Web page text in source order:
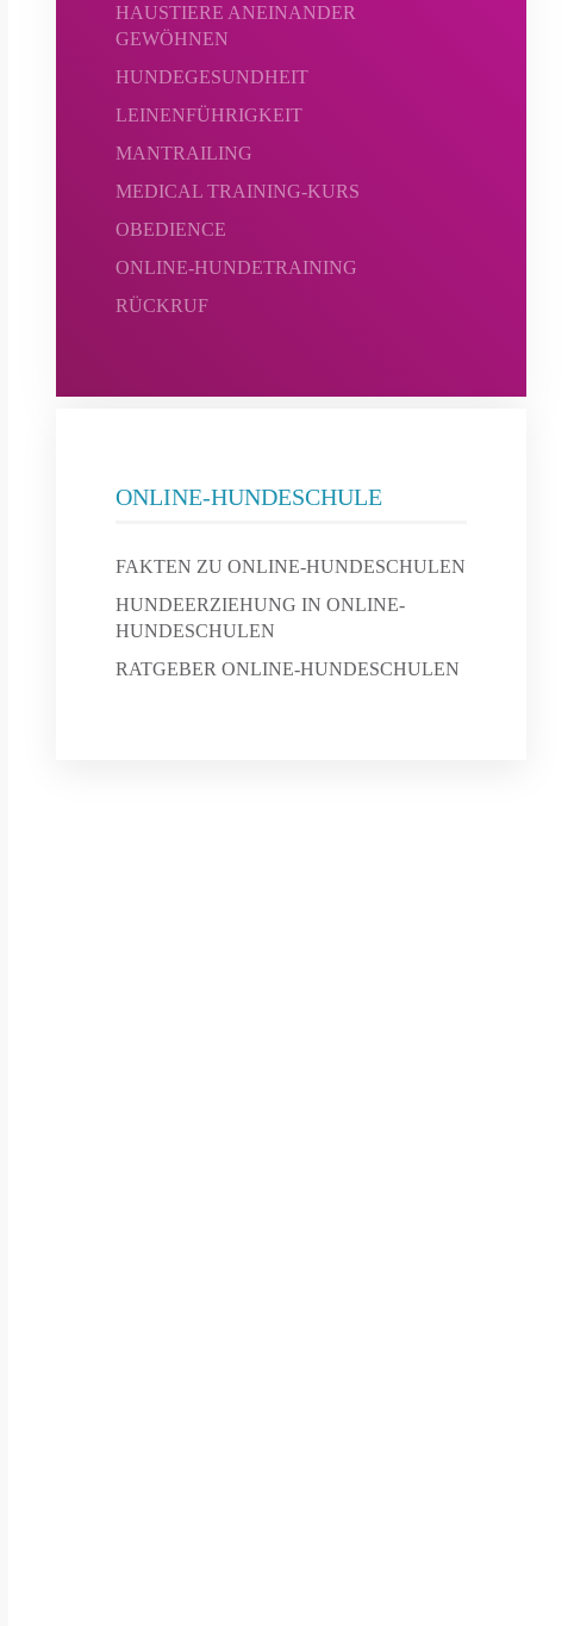
HAUSTIERE ANEINANDER
GEWÖHNEN
HUNDEGESUNDHEIT
LEINENFÜHRIGKEIT
MANTRAILING
MEDICAL TRAINING-KURS
OBEDIENCE
ONLINE-HUNDETRAINING
RÜCKRUF
ONLINE-HUNDESCHULE
FAKTEN ZU ONLINE-HUNDESCHULEN
HUNDEERZIEHUNG IN ONLINE-
HUNDESCHULEN
RATGEBER ONLINE-HUNDESCHULEN